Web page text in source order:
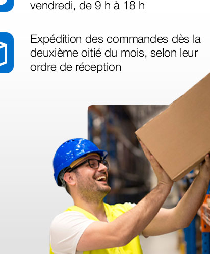
se alarga.
de material médico. Pero el envío cuesta más del
el IVA que luego nos van a cobrar.